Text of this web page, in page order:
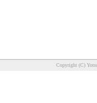
Copyright (C)